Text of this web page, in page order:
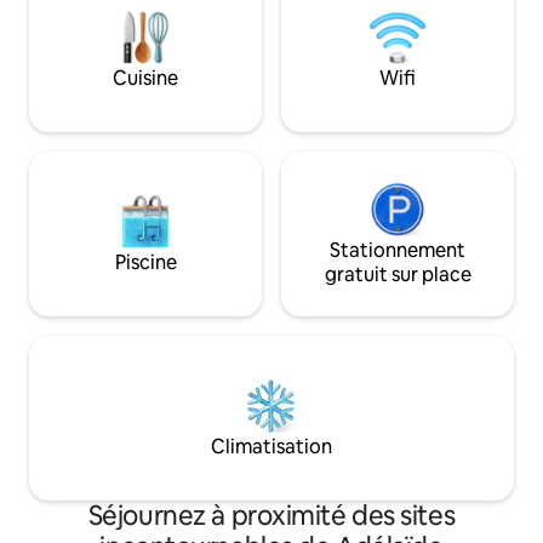
minutes du quartier des affaires de la
un salon
entièrement
et deux salles de
incluse. Nous sommes des hôtes AirBnb
rendre votre
Cuisine Wifi
Piscine
Stationnement
gratuit sur place
Climatisation
Séjournez à proximité des sites